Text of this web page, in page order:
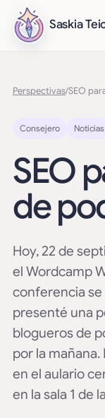
Saskia
Perspectivas/SEO
Consejero Noticias
SEO
de
Hoy, 22 de
el Wordcamp
conferencia
presenté una
blogueros de
por la mañana.
en el aulario
en la sala 1 de